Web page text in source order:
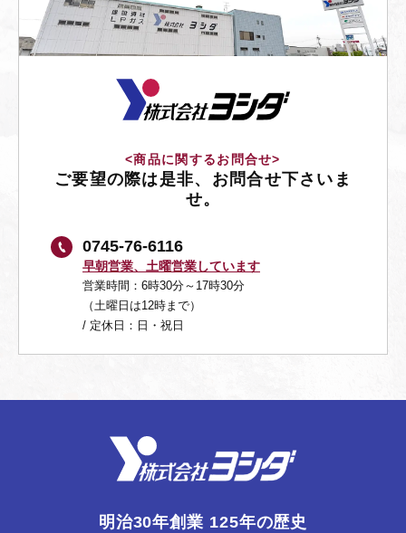
<商品に関するお問合せ>
ご要望の際は是非、お問合せ下さいま
せ。
0745-76-6116
早朝営業、土曜営業しています
営業時間：6時30分～17時30分
（土曜日は12時まで）
/ 定休日：日・祝日
明治30年創業 125年の歴史